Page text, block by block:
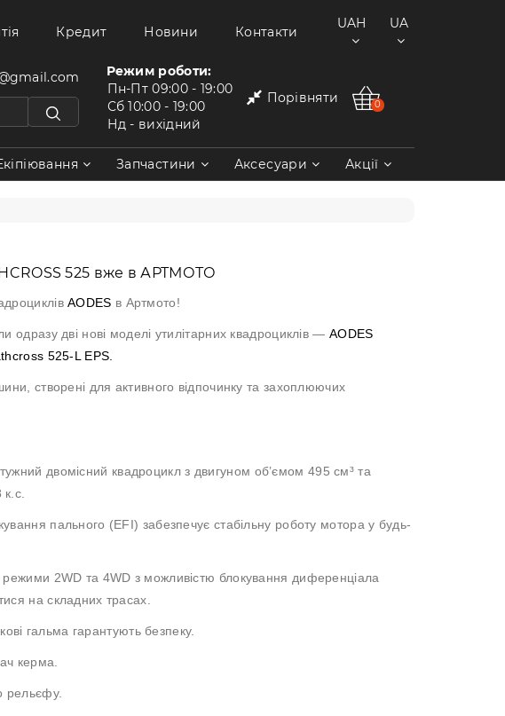
Кредит Новини Контакти
UAH UA
Режим роботи:
Пн-Пт 09:00 - 19:00
Сб 10:00 - 19:00
Нд - вихідний
Порівняти 0
Запчастини Аксесуари Акції
525 вже в АРТМОТО
AODES в Артмото!
одразу дві нові моделі утилітарних квадроциклів — AODES
525-L EPS
створені для активного відпочинку та захоплюючих
двомісний квадроцикл з двигуном об’ємом 495 см³ та
пального (EFI) забезпечує стабільну роботу мотора у будь-
2WD та 4WD з можливістю блокування диференціала
на складних трасах.
гальма гарантують безпеку.
керма.
рельєфу.